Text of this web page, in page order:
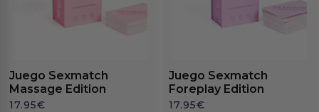
Juego Sexmatch
Massage Edition
17.95€
Juego Sexmatch
Foreplay Edition
17.95€